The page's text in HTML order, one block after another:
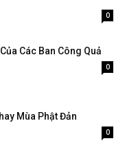
0
Các Ban Công Quả
0
Mùa Phật Đản
0